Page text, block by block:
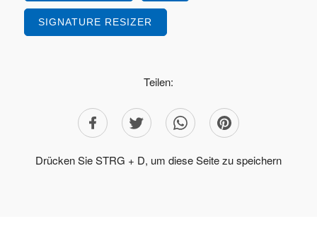
SIGNATURE RESIZER
Teilen:
Drücken Sie STRG + D, um diese Seite zu speichern